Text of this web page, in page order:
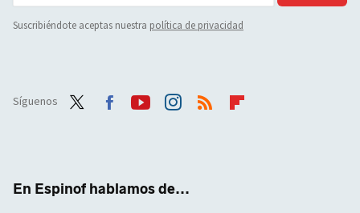
Suscribiéndote aceptas nuestra política de privacidad
Síguenos
En Espinof hablamos de...